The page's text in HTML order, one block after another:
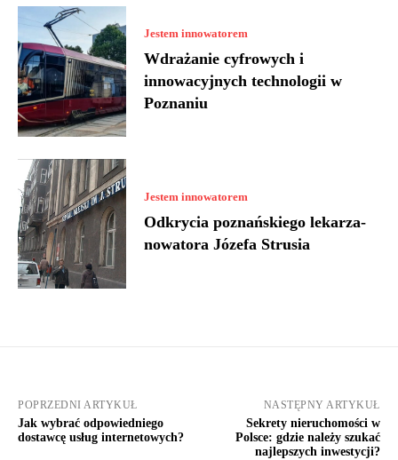
Jestem innowatorem
Wdrażanie cyfrowych i
innowacyjnych technologii w
Poznaniu
Jestem innowatorem
Odkrycia poznańskiego lekarza-
nowatora Józefa Strusia
POPRZEDNI ARTYKUŁ
Jak wybrać odpowiedniego
dostawcę usług internetowych?
NASTĘPNY ARTYKUŁ
Sekrety nieruchomości w
Polsce: gdzie należy szukać
najlepszych inwestycji?